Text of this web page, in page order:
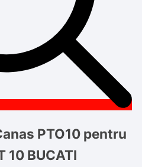
PTO10 pentru
10 BUCATI